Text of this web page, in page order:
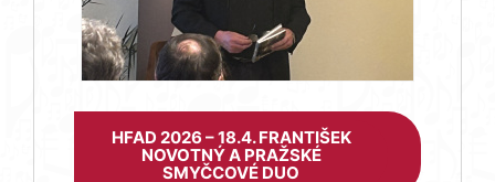
HFAD 2026 – 18.4. FRANTIŠEK
NOVOTNÝ A PRAŽSKÉ
SMYČCOVÉ DUO